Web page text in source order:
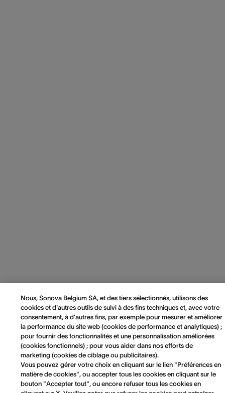
Nous, Sonova Belgium SA, et des tiers sélectionnés, utilisons des
cookies et d'autres outils de suivi à des fins techniques et, avec votre
consentement, à d'autres fins, par exemple pour mesurer et améliorer
la performance du site web (cookies de performance et analytiques) ;
pour fournir des fonctionnalités et une personnalisation améliorées
(cookies fonctionnels) ; pour vous aider dans nos efforts de
marketing (cookies de ciblage ou publicitaires).
Vous pouvez gérer votre choix en cliquant sur le lien "Préférences en
matière de cookies", ou accepter tous les cookies en cliquant sur le
bouton "Accepter tout", ou encore refuser tous les cookies en